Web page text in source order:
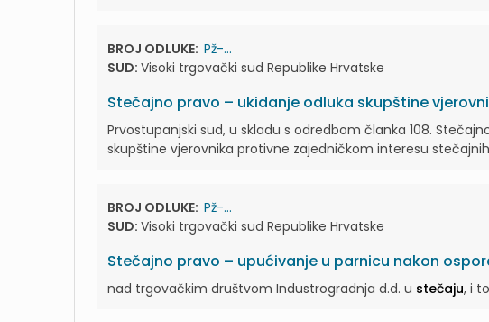
BROJ ODLUKE: Pž-...
SUD: Visoki trgovački sud Republike Hrvatske
Stečajno pravo – ukidanje odluka skupštine
Prvostupanjski sud, u skladu s odredbom članka 108.
skupštine vjerovnika protivne zajedničkom interesu
BROJ ODLUKE: Pž-...
SUD: Visoki trgovački sud Republike Hrvatske
Stečajno pravo – upućivanje u parnicu nakon
nad trgovačkim društvom Industrogradnja d.d. u stečaju, i